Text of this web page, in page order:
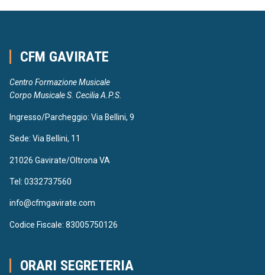
CFM GAVIRATE
Centro Formazione Musicale
Corpo Musicale S. Cecilia A.P.S.
Ingresso/Parcheggio: Via Bellini, 9
Sede: Via Bellini, 11
21026 Gavirate/Oltrona VA
Tel: 0332737560
info@cfmgavirate.com
Codice Fiscale: 83005750126
ORARI SEGRETERIA